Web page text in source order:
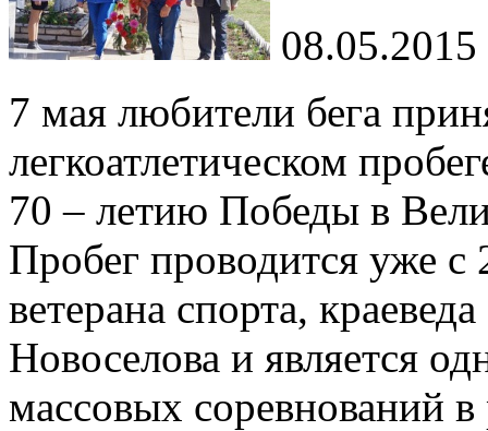
08.05.2015
7 мая любители бега
легкоатлетическом
70 – летию Победы в
Пробег проводится уже с
ветерана спорта,
Новоселова и является
массовых соревнований в